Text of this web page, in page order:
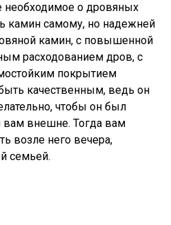
необходимое о дровяных
камин самому, но надежней
камин, с повышенной
расходованием дров, с
покрытием
качественным, ведь он
чтобы он был
вам внешне. Тогда вам
возле него вечера,
семьей.